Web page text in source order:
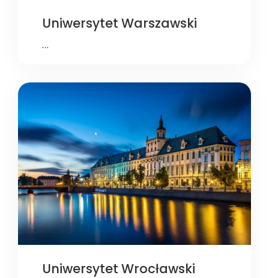
Uniwersytet Warszawski
…
Uniwersytet Wrocławski